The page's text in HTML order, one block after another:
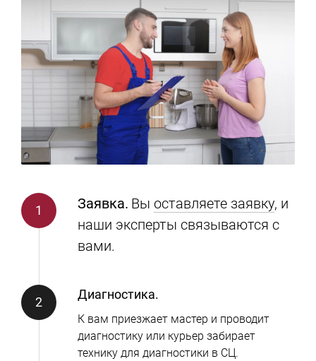
Заявка. Вы оставляете заявку, и
наши эксперты связываются с
вами.
Диагностика.
К вам приезжает мастер и проводит
диагностику или курьер забирает
технику для диагностики в СЦ.